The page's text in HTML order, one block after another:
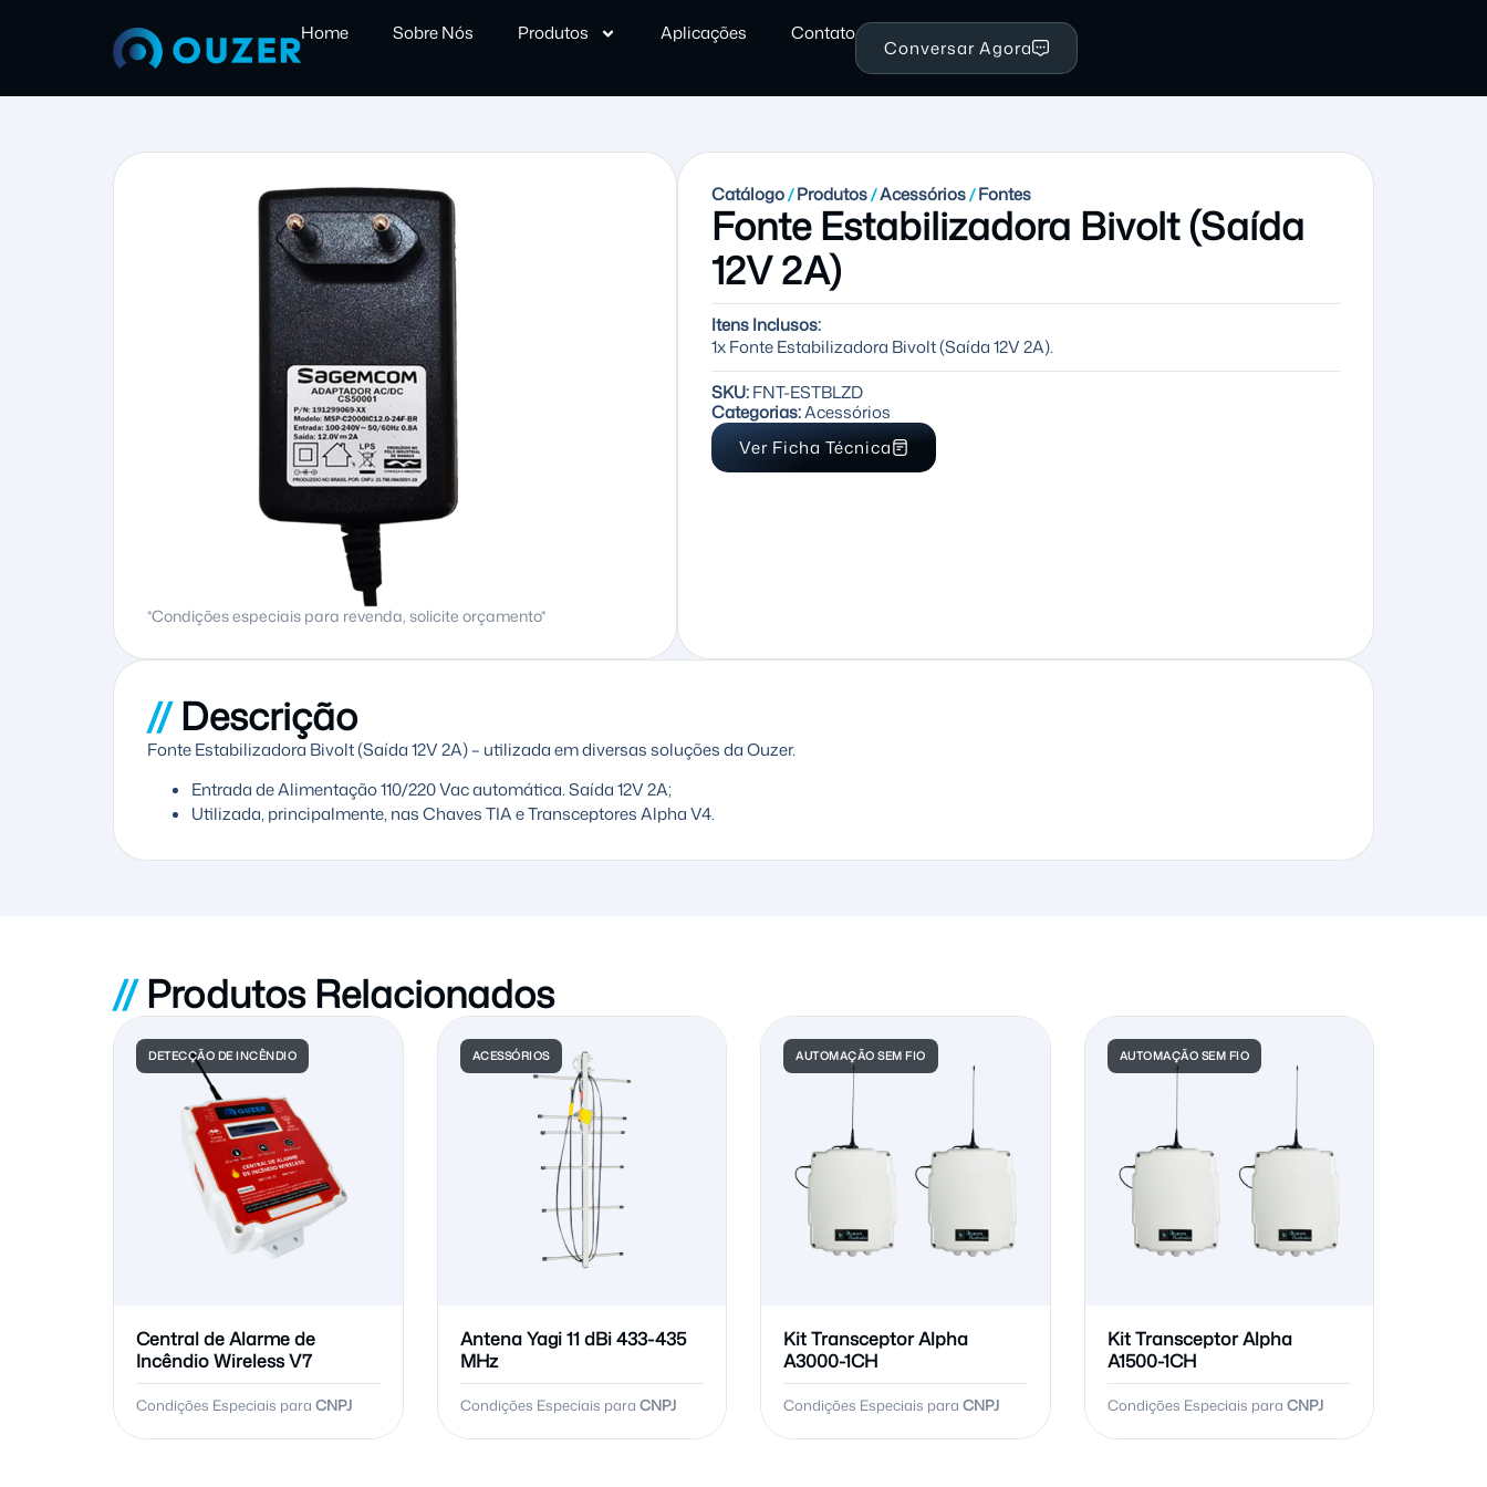
Home Sobre Nós Produtos Aplicações Contato
Conversar Agora
*Condições especiais para revenda, solicite orçamento*
Catálogo/ Produtos/Acessórios/ Fontes
Fonte Estabilizadora Bivolt (Saída
12V 2A)
Itens Inclusos:
1x Fonte Estabilizadora Bivolt (Saída 12V 2A).
SKU:FNT-ESTBLZD
Categorias:Acessórios
Ver Ficha Técnica
//Descrição
Fonte Estabilizadora Bivolt (Saída 12V 2A) – utilizada em diversas soluções da Ouzer.
Entrada de Alimentação 110/220 Vac automática. Saída 12V 2A;
Utilizada, principalmente, nas Chaves TIA e Transceptores Alpha V4.
//Produtos Relacionados
DETECÇÃO DE INCÊNDIO
Central de Alarme de
Incêndio Wireless V7
Condições Especiais para CNPJ
ACESSÓRIOS
Antena Yagi 11 dBi 433-435
MHz
Condições Especiais para CNPJ
AUTOMAÇÃO SEM FIO
Kit Transceptor Alpha
A3000-1CH
Condições Especiais para CNPJ
AUTOMAÇÃO SEM FIO
Kit Transceptor Alpha
A1500-1CH
Condições Especiais para CNPJ